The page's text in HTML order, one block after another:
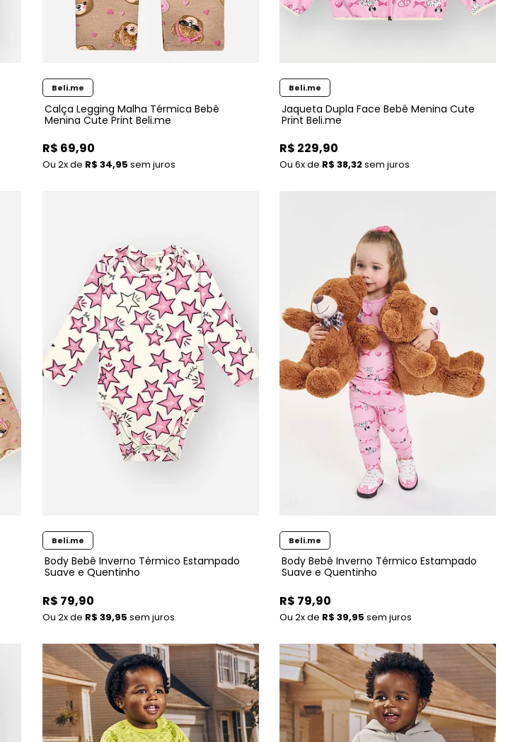
Calça Legging Malha Térmica Bebê
Menina Cute Print Beli.me
Beli.me
R$ 69,90
2xde R$ 34,95 sem juros
Jaqueta Dupla Face Bebê Menina Cute
Print Beli.me
Beli.me
R$ 229,90
6xde R$ 38,32sem juros
Body Bebê Inverno Térmico Estampado
Suave e Quentinho
Beli.me
R$ 79,90
2xde R$ 39,95 sem juros
Body Bebê Inverno Térmico Estampado
Suave e Quentinho
Beli.me
R$ 79,90
2xde R$ 39,95 sem juros